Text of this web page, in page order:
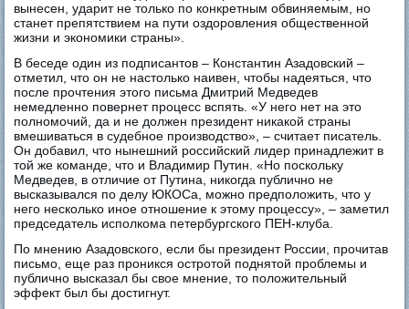
вынесен, ударит не только по конкретным обвиняемым, но
станет препятствием на пути оздоровления общественной
жизни и экономики страны».
В беседе один из подписантов – Константин Азадовский –
отметил, что он не настолько наивен, чтобы надеяться, что
после прочтения этого письма Дмитрий Медведев
немедленно повернет процесс вспять. «У него нет на это
полномочий, да и не должен президент никакой страны
вмешиваться в судебное производство», – считает писатель.
Он добавил, что нынешний российский лидер принадлежит в
той же команде, что и Владимир Путин. «Но поскольку
Медведев, в отличие от Путина, никогда публично не
высказывался по делу ЮКОСа, можно предположить, что у
него несколько иное отношение к этому процессу», – заметил
председатель исполкома петербургского ПЕН-клуба.
По мнению Азадовского, если бы президент России, прочитав
письмо, еще раз проникся остротой поднятой проблемы и
публично высказал бы свое мнение, то положительный
эффект был бы достигнут.